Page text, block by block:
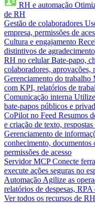
RH e automação
de RH
Gestão de colaboradores
empresa, permissões de
Cultura e engajamento
distintivos de
RH no celular Bate-papo,
colaboradores,
Gerenciamento do trabalho
com KPI, relatórios de
Comunicação interna
bate-papos públicos e
CoPilot no Feed Resumos
e criação de texto,
Gerenciamento de
conhecimento, documentos
permissões de acesso
Servidor MCP Conecte
execute ações seguras no
Automação Agilize as
relatórios de despesas,
Ver todos os recursos de